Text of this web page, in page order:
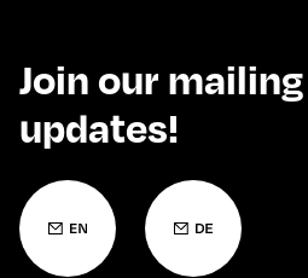
Join our
updates!